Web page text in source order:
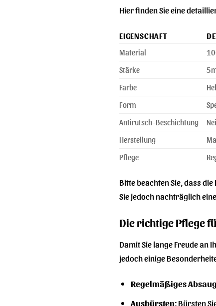
Hier finden Sie eine
EIGENSCHAFT
Material
Stärke
Farbe
Form
Antirutsch-Beschichtung
Herstellung
Pflege
Bitte beachten Sie, dass
Sie jedoch nachträglich
Die richtige Pflege
Damit Sie lange Freude an
jedoch einige
Regelmäßiges
Ausbürsten:Bürsten